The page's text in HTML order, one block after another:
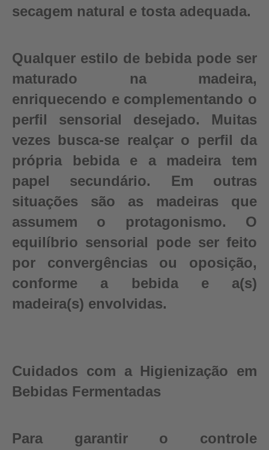
secagem natural e tosta adequada.
Qualquer estilo de bebida pode ser
maturado na madeira,
enriquecendo e complementando o
perfil sensorial desejado. Muitas
vezes busca-se realçar o perfil da
própria bebida e a madeira tem
papel secundário. Em outras
situações são as madeiras que
assumem o protagonismo. O
equilíbrio sensorial pode ser feito
por convergências ou oposição,
conforme a bebida e a(s)
madeira(s) envolvidas.
Cuidados com a Higienização em
Bebidas Fermentadas
Para garantir o controle